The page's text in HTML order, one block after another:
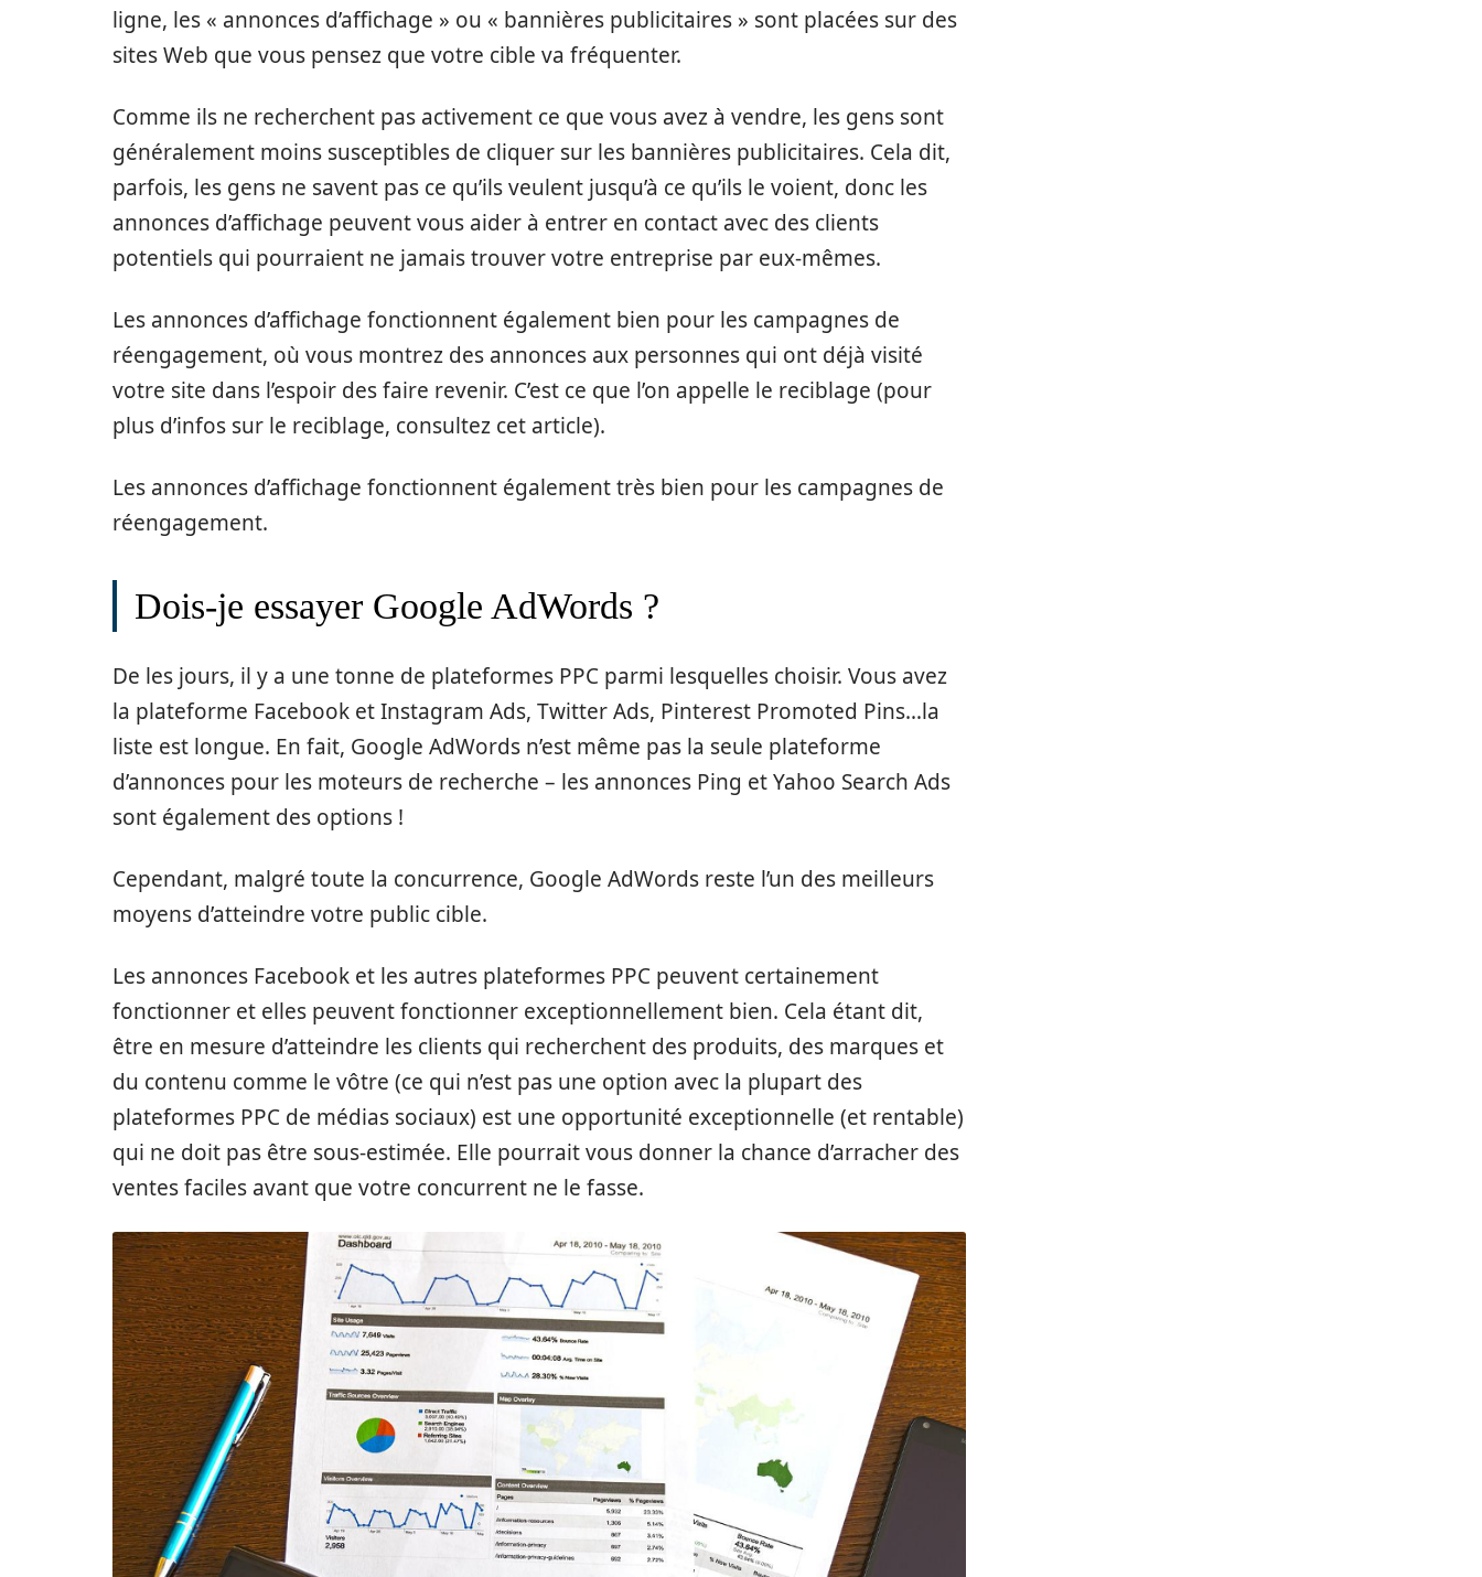
ligne, les « annonces d’affichage » ou « bannières publicitaires » sont placées sur des
sites Web que vous pensez que votre cible va fréquenter.
Comme ils ne recherchent pas activement ce que vous avez à vendre, les gens sont
généralement moins susceptibles de cliquer sur les bannières publicitaires. Cela dit,
parfois, les gens ne savent pas ce qu’ils veulent jusqu’à ce qu’ils le voient, donc les
annonces d’affichage peuvent vous aider à entrer en contact avec des clients
potentiels qui pourraient ne jamais trouver votre entreprise par eux-mêmes.
Les annonces d’affichage fonctionnent également bien pour les campagnes de
réengagement, où vous montrez des annonces aux personnes qui ont déjà visité
votre site dans l’espoir des faire revenir. C’est ce que l’on appelle le reciblage (pour
plus d’infos sur le reciblage, consultez cet article).
Les annonces d’affichage fonctionnent également très bien pour les campagnes de
réengagement.
Dois-je essayer Google AdWords ?
De les jours, il y a une tonne de plateformes PPC parmi lesquelles choisir. Vous avez
la plateforme Facebook et Instagram Ads, Twitter Ads, Pinterest Promoted Pins…la
liste est longue. En fait, Google AdWords n’est même pas la seule plateforme
d’annonces pour les moteurs de recherche – les annonces Ping et Yahoo Search Ads
sont également des options !
Cependant, malgré toute la concurrence, Google AdWords reste l’un des meilleurs
moyens d’atteindre votre public cible.
Les annonces Facebook et les autres plateformes PPC peuvent certainement
fonctionner et elles peuvent fonctionner exceptionnellement bien. Cela étant dit,
être en mesure d’atteindre les clients qui recherchent des produits, des marques et
du contenu comme le vôtre (ce qui n’est pas une option avec la plupart des
plateformes PPC de médias sociaux) est une opportunité exceptionnelle (et rentable)
qui ne doit pas être sous-estimée. Elle pourrait vous donner la chance d’arracher des
ventes faciles avant que votre concurrent ne le fasse.